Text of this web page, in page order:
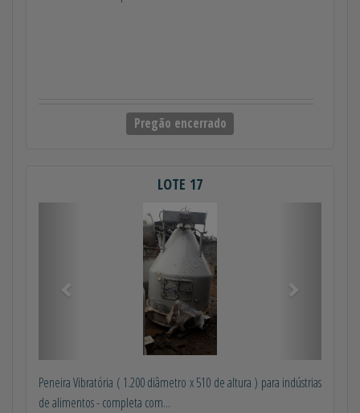
Pregão encerrado
LOTE 17
Peneira Vibratória ( 1.200 diâmetro x 510 de altura ) para indústrias
de alimentos - completa com...